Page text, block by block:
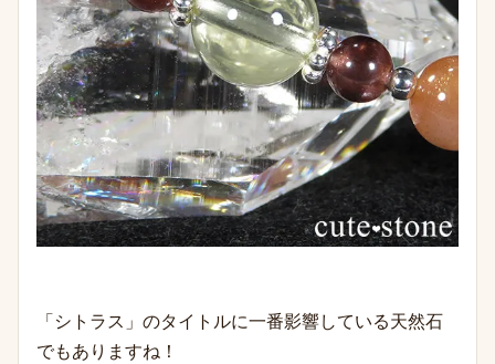
「シトラス」のタイトルに一番影響している天然石
でもありますね！